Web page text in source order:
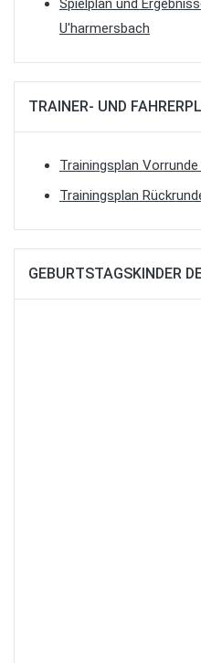
U'harmersbach
TRAINER- UND
Trainingsplan
Trainingsplan
GEBURTSTAGSKINDER